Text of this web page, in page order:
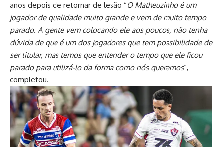
anos depois de retornar de lesão “O Matheuzinho é um
jogador de qualidade muito grande e vem de muito tempo
parado. A gente vem colocando ele aos poucos, não tenha
dúvida de que é um dos jogadores que tem possibilidade de
ser titular, mas temos que entender o tempo que ele ficou
parado para utilizá-lo da forma como nós queremos“,
completou.